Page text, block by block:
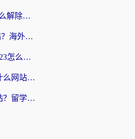
优酷手机app地域限制怎么解除？海外党亲测有效的追剧方案
全民K歌国外如何听原唱？海外党亲测有效的回国加速器选择指南
在海外如果使用交管12123怎么处理？留学生亲测有效的回国加速方案
海外看国内电视直播用什么网站比较好？一篇解决你所有追剧难题的实用指南
在国外如何打开中国网站？留学生与海外华人的无缝访问指南